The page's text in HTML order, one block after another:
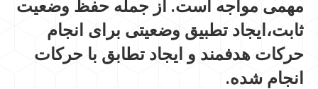
مهمی مواجه است. از جمله حفظ وضعیت
ثابت،ایجاد تطبیق وضعیتی برای انجام
حرکات هدفمند و ایجاد تطابق با حرکات
انجام شده.